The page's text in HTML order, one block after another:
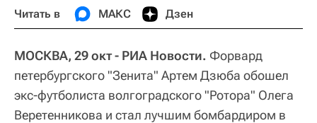
Читать в МАКС Дзен
МОСКВА, 29 окт - РИА Новости. Форвард
петербургского "Зенита" Артем Дзюба обошел
экс-футболиста волгоградского "Ротора" Олега
Веретенникова и стал лучшим бомбардиром в